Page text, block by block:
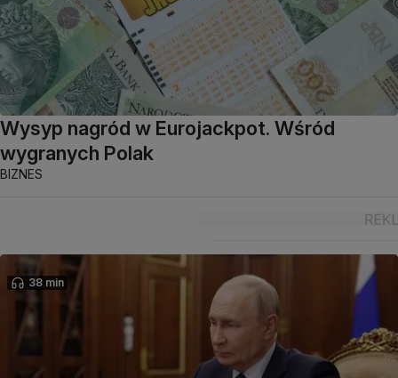
Wysyp nagród w Eurojackpot. Wśród
wygranych Polak
BIZNES
38 min